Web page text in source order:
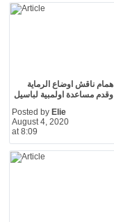
همام ناقش اوضاع الرماية
وقدم مساعدة اولمبية لباسيل
Posted by Elie
August 4, 2020
at 8:09